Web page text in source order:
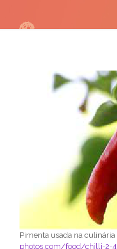
Pimenta usada na culinária
photos.com/food/chilli-2-